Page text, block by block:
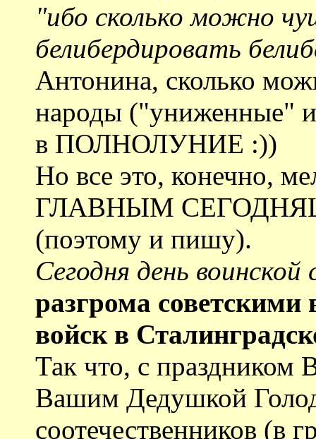
"ибо сколько можно
белибердировать
Антонина, сколько
народы ("униженные"
в ПОЛНОЛУНИЕ :))
Но все это, конечно,
ГЛАВНЫМ
(поэтому и пишу).
Сегодня день воинской
разгрома
войск в
Так что, с праздником
Вашим Дедушкой
соотечественников (в